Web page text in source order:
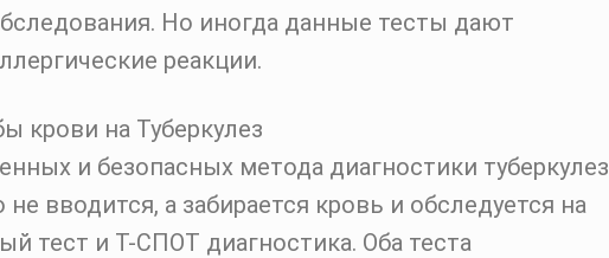
Но иногда данные тесты дают
реакции.
и безопасных метода диагностики
вводится, а забирается кровь и обследуется на
тест и Т-СПОТ диагностика. Оба теста